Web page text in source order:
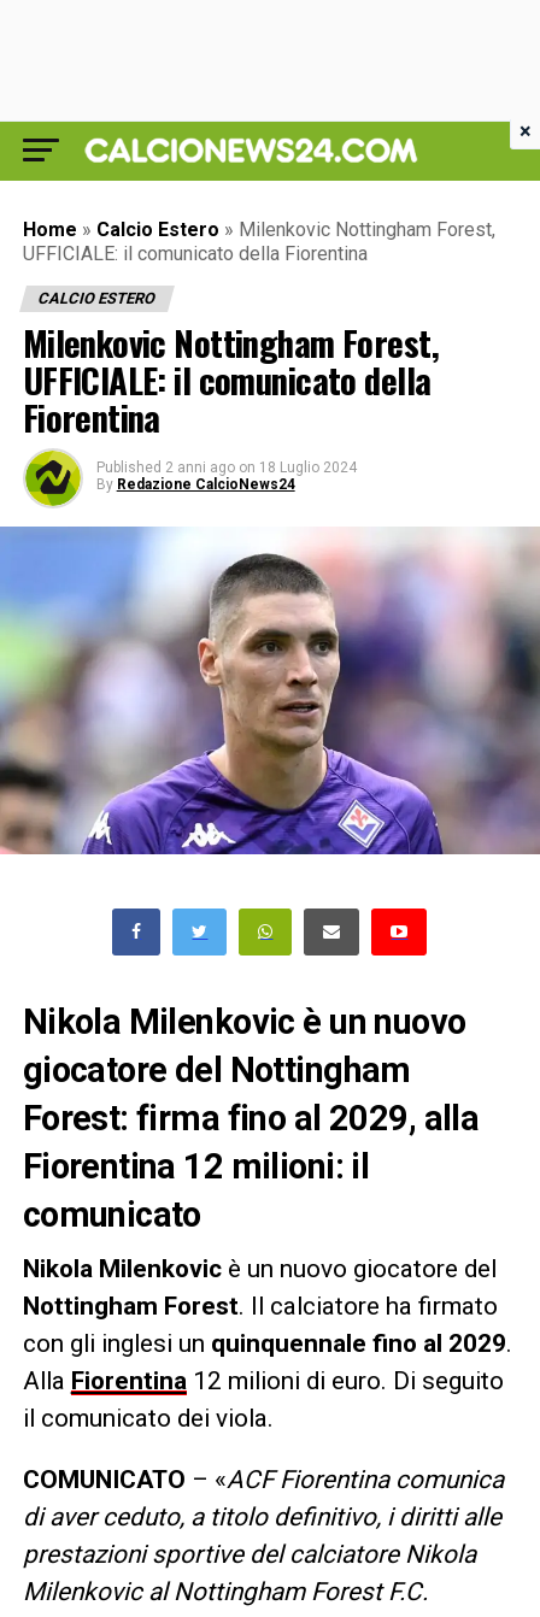
Home » Calcio Estero » Milenkovic Nottingham Forest,
UFFICIALE: il comunicato della Fiorentina
CALCIO ESTERO
Milenkovic Nottingham Forest,
UFFICIALE: il comunicato della
Fiorentina
Published 2 anni ago on 18 Luglio 2024
By Redazione CalcioNews24
Nikola Milenkovic è un nuovo
giocatore del Nottingham
Forest: firma fino al 2029, alla
Fiorentina 12 milioni: il
comunicato
Nikola Milenkovicè un nuovo giocatore del
Nottingham Forest. Il calciatore ha firmato
con gli inglesi un quinquennale fino al 2029.
Alla Fiorentina 12 milioni di euro. Di seguito
il comunicato dei viola.
COMUNICATO – «ACF Fiorentina comunica
di aver ceduto, a titolo definitivo, i diritti alle
prestazioni sportive del calciatore Nikola
Milenkovic al Nottingham Forest F.C.
×